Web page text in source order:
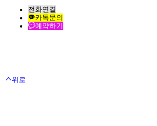
전화연결
카톡문의
예약하기
위로